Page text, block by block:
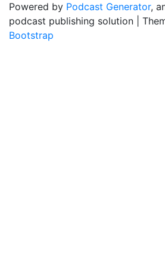
Powered by Podcast Generator,
podcast publishing solution |
Bootstrap